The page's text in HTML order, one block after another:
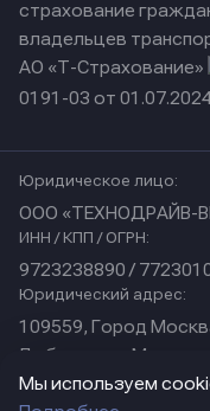
Мы используем
страхование
владельцев
АО «Т-Страхование»
0191-03 от
Юридическое лицо:
ООО «ТЕХНОДРАЙВ-
ИНН / КПП / ОГРН:
9723238890 /
Юридический адрес:
109559, Город
Люблино, ул
Физический адрес: